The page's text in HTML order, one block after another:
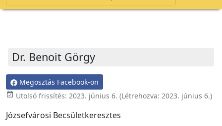
Dr. Benoit Görgy
Megosztás Facebook-on
event_available Utolsó frissítés: 2023. június 6. (Létrehozva: 2023. június 6.)
Józsefvárosi Becsületkeresztes